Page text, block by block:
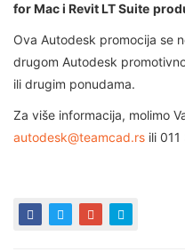
for Mac i Revit LT Suite
Ova Autodesk promocija se
drugom Autodesk
ili drugim ponudama.
Za više informacija, molimo
autodesk@teamcad.rs ili